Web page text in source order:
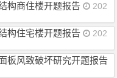
构商住楼开题报告
202
构住宅楼开题报告
202
板风致破坏研究开题报告